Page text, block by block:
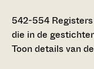
542-554
die in de
Toon details van